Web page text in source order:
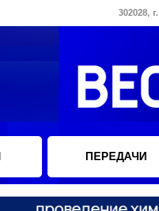
302028,
ПЕРЕДАЧИ